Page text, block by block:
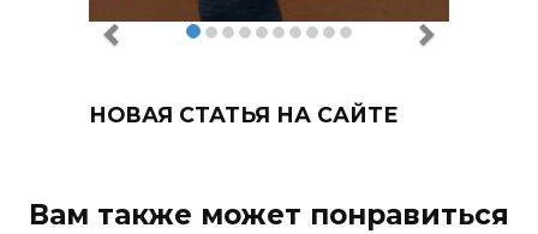
НОВАЯ СТАТЬЯ НА САЙТЕ
Вам также может понравиться